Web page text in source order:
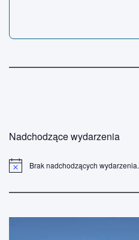
Nadchodzące wydarzenia
d
Brak nadchodzących wydarzenia.